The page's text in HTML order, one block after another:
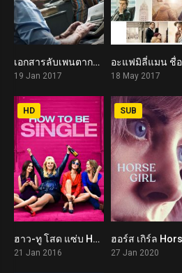
7.2
เอกสารลับเพนตากอน The Post (2017)
19 Jan 2017 18 May 2017
6.2
HD
ฮาว-ทู โสด แซ่บ How to Be Single (2016)
21 Jan 2016
SUB
27 Jan 2020